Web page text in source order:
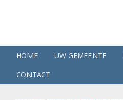
HOME UW GEMEENTE
CONTACT